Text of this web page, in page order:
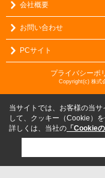
会社概要
お問い合わせ
PCサイト
プライバシーポ
Copyright(c) 株式
当サイトでは、お客様の当
して、クッキー（Cookie）を
詳しくは、当社の 「Cookie